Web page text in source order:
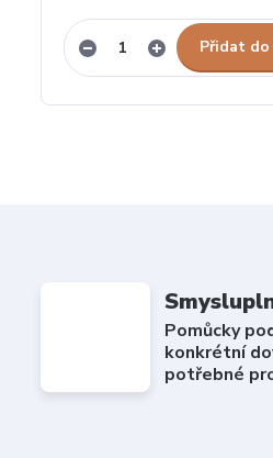
Přidat do
Pomůcky
konkrétní
potřebné